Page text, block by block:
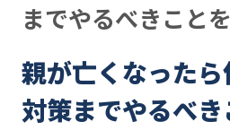
までやるべきこと
親が亡くなった
対策までやるべ